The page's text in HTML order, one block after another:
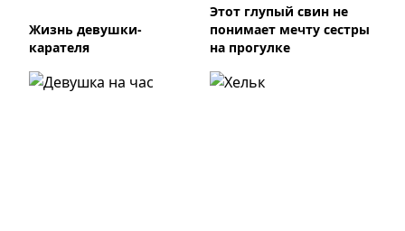
Жизнь девушки-
карателя
Этот глупый свин не
понимает мечту сестры
на прогулке